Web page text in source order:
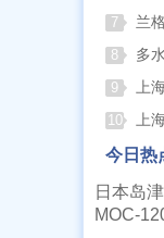
7 兰格恒流
8 多水样
9 上海
10 上
今日热
日本岛
MOC-